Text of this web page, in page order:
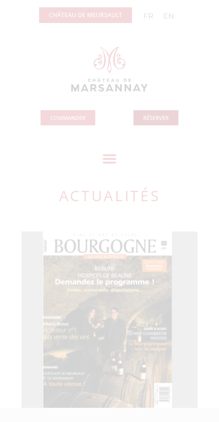
Panneau de gestion des cookies
CHÂTEAU DE MEURSAULT FR EN
COMMANDER RÉSERVER
ACTUALITÉS